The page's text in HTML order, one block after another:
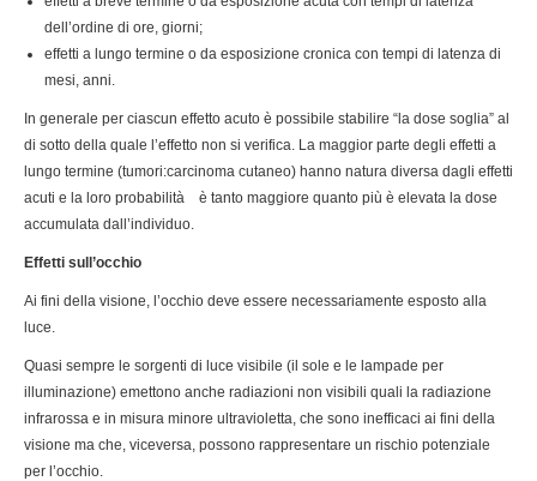
dell’ordine di ore, giorni;
effetti a lungo termine o da esposizione cronica con tempi di latenza di
mesi, anni.
In generale per ciascun effetto acuto è possibile stabilire “la dose soglia” al
di sotto della quale l’effetto non si verifica. La maggior parte degli effetti a
lungo termine (tumori:carcinoma cutaneo) hanno natura diversa dagli effetti
acuti e la loro probabilità è tanto maggiore quanto più è elevata la dose
accumulata dall’individuo.
Effetti sull’occhio
Ai fini della visione, l’occhio deve essere necessariamente esposto alla
luce.
Quasi sempre le sorgenti di luce visibile (il sole e le lampade per
illuminazione) emettono anche radiazioni non visibili quali la radiazione
infrarossa e in misura minore ultravioletta, che sono inefficaci ai fini della
visione ma che, viceversa, possono rappresentare un rischio potenziale
per l’occhio.